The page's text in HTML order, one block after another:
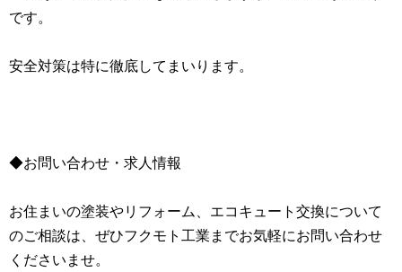
です。
安全対策は特に徹底してまいります。
◆お問い合わせ・求人情報
お住まいの塗装やリフォーム、エコキュート交換について
のご相談は、ぜひフクモト工業までお気軽にお問い合わせ
くださいませ。